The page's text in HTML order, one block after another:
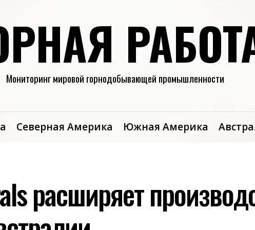
Мониторинг мировой горнодобывающей промышленности
Северная Америка Южная Америка
расширяет